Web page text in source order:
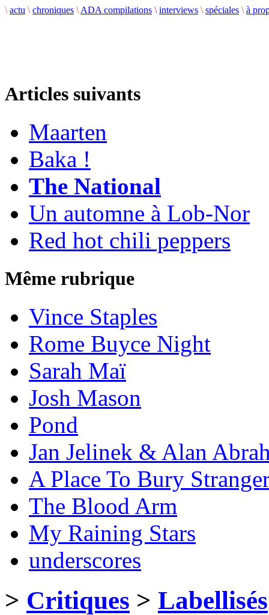
\ actu \ chroniques \ ADA compilations \ interviews \ spéciales \ à
Articles suivants
Maarten
Baka !
The National
Un automne à Lob-Nor
Red hot chili peppers
Même rubrique
Vince Staples
Rome Buyce Night
Sarah Maï
Josh Mason
Pond
Jan Jelinek & Alan
A Place To Bury
The Blood Arm
My Raining Stars
underscores
> Critiques > Labellisés